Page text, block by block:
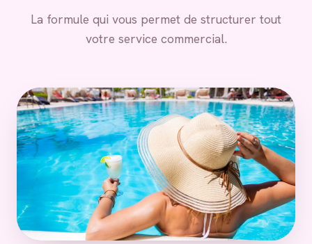
La formule qui vous permet de structurer tout
votre service commercial.